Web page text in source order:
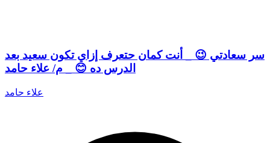
سر سعادتي 😉 _ أنت كمان حتعرف إزاي تكون سعيد بعد
الدرس ده 😊 _ م/ علاء حامد
علاء حامد